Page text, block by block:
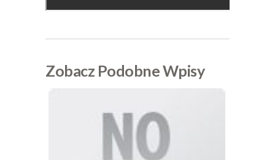
Zobacz Podobne Wpisy